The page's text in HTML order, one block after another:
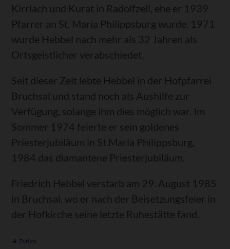
Kirrlach und Kurat in Radolfzell, ehe er 1939
Pfarrer an St. Maria Philippsburg wurde. 1971
wurde Hebbel nach mehr als 32 Jahren als
Ortsgeistlicher verabschiedet.
Seit dieser Zeit lebte Hebbel in der Hofpfarrei
Bruchsal und stand noch als Aushilfe zur
Verfügung, solange ihm dies möglich war. Im
Sommer 1974 feierte er sein goldenes
Priesterjubiläum in St.Maria Philippsburg,
1984 das diamantene Priesterjubiläum.
Friedrich Hebbel verstarb am 29. August 1985
in Bruchsal, wo er nach der Beisetzungsfeier in
der Hofkirche seine letzte Ruhestätte fand.
Zurück